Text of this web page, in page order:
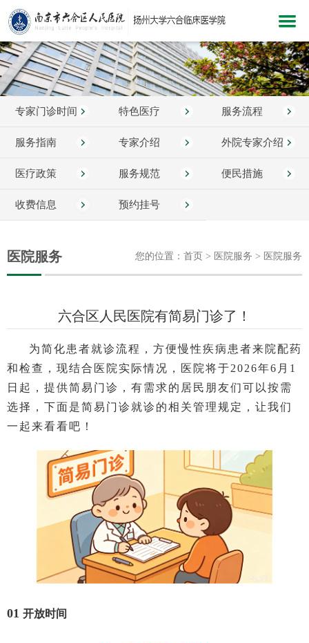
网站首页
医院概况
新闻中心
科室介绍
党建文化
医院服务
教学科研
视频点播
专家门诊时间 特色医疗 服务流程
服务指南 专家介绍 外院专家介绍
医疗政策 服务规范 便民措施
收费信息 预约挂号
医院服务 您的位置：首页 > 医院服务 > 医院服务
六合区人民医院有简易门诊了！
为简化患者就诊流程，方便慢性疾病患者来院配药
和检查，现结合医院实际情况，医院将于2026年6月1
日起，提供简易门诊，有需求的居民朋友们可以按需
选择，下面是简易门诊就诊的相关管理规定，让我们
一起来看看吧！
01 开放时间